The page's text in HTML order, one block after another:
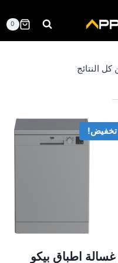
0
الأحدث
تخفيض!
غسالة اطباق بيكو